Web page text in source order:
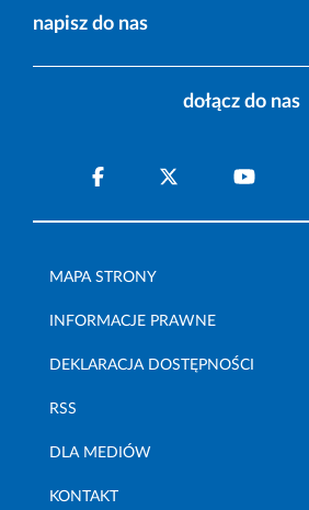
napisz do nas
dołącz do nas
MAPA STRONY
INFORMACJE PRAWNE
DEKLARACJA DOSTĘPNOŚCI
RSS
DLA MEDIÓW
KONTAKT